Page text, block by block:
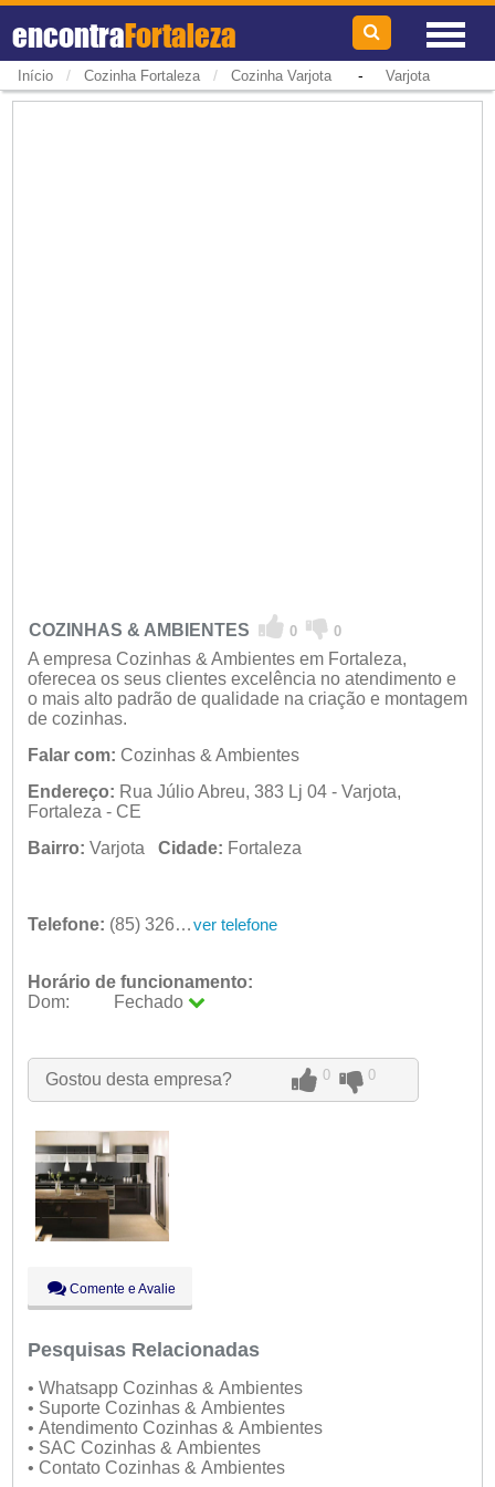
encontraFortaleza
Início / Cozinha Fortaleza / Cozinha Varjota- Varjota
COZINHAS & AMBIENTES 0 0
A empresa Cozinhas & Ambientes em Fortaleza,
oferecea os seus clientes excelência no atendimento e
o mais alto padrão de qualidade na criação e montagem
de cozinhas.
Falar com: Cozinhas & Ambientes
Endereço: Rua Júlio Abreu, 383 Lj 04 - Varjota,
Fortaleza - CE
Bairro: Varjota Cidade: Fortaleza
Telefone: (85) 3267-6080 ver telefone
Horário de funcionamento:
Dom:
Fechado
Qua:
09:00 - 18:00
Qui:
09:00 - 18:00
Sáb:
Fechado
Dom:
Fechado
Gostou desta empresa? 0 0
Comente e Avalie
Pesquisas Relacionadas
• Whatsapp Cozinhas & Ambientes
• Suporte Cozinhas & Ambientes
• Atendimento Cozinhas & Ambientes
• SAC Cozinhas & Ambientes
• Contato Cozinhas & Ambientes